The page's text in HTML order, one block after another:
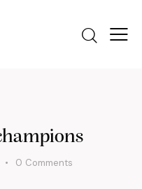
0 Comments